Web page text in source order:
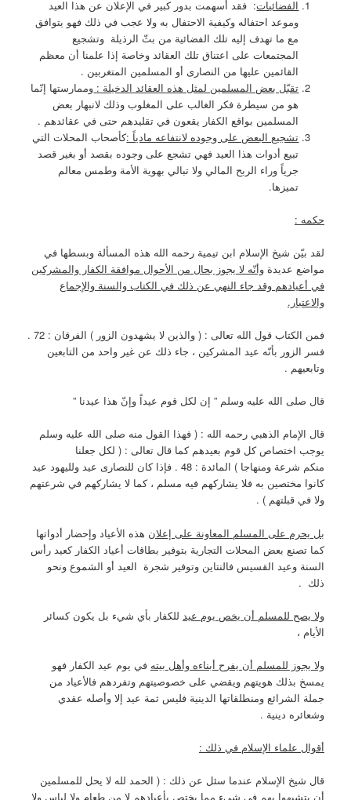
الفضائيات: فقد أسهمت بدور كبير في الإعلان عن هذا العيد
وموعد احتفاله وكيفية الاحتفال به ولا عجب في ذلك فهو يتوافق
مع ما تهدف إليه تلك الفضائية من بثّ الرذيلة وتشجيع
المجتمعات على اعتناق تلك العقائد وخاصة إذا علمنا أن معظم
القائمين عليها من النصارى أو المسلمين المتغربين .
تقبّل بعض المسلمين لمثل هذه العقائد الدخيلة : وممارستها إنّما
هو من سيطرة فكر الغالب على المغلوب وذلك لانبهار بعض
المسلمين بواقع الكفار يقعون في تقليدهم حتى في عقائدهم .
تشجيع البعض على وجوده لانتفاعه مادياً :كأصحاب المحلات التي
تبيع أدوات هذا العيد فهي تشجع على وجوده بقصد أو بغير قصد
جرياً وراء الربح المالي ولا تبالي بهوية الأمة وطمس معالم
تميزها.
حكمه :
لقد بيّن شيخ الإسلام ابن تيمية رحمه الله هذه المسألة وبسطها في
مواضع عديدةوأنّه لا يجوز بحال من الأحوال موافقة الكفار والمشركين
في أعيادهم وقد جاء النهي عن ذلك في الكتاب والسنة والإجماع
والاعتبار.
فمن الكتاب قول الله تعالى : ( والذين لا يشهدون الزور ) الفرقان : 72 .
فسر الزور بأنّه عيد المشركين ، جاء ذلك عن غير واحد من التابعين
وتابعيهم .
قال صلى الله عليه وسلم ” إن لكل قوم عيداً وإنّ هذا عيدنا ”
قال الإمام الذهبي رحمه الله : ( فهذا القول منه صلى الله عليه وسلم
يوجب اختصاص كل قوم بعيدهم كما قال تعالى : ( لكل جعلنا
منكم شرعة ومنهاجا ) المائدة : 48 . فإذا كان للنصارى عيد ولليهود عيد
كانوا مختصين به فلا يشاركهم فيه مسلم ، كما لا يشاركهم في شرعتهم
ولا في قبلتهم ) .
بل يحرم على المسلم المعاونة على إعلان هذه الأعياد وإحضار أدواتها
كما تصنع بعض المحلات التجارية بتوفير بطاقات أعياد الكفار كعيد رأس
السنة وعيد القسيس فالنتاين وتوفير شجرة العيد أو الشموع ونحو
ذلك .
ولا يصح للمسلم أن يخص يوم عيد للكفار بأي شيء بل يكون كسائر
الأيام ،
ولا يجوز للمسلم أن يفرح أبناءه وأهل بيته في يوم عيد الكفار فهو
يمسخ بذلك هويتهم ويقضي على خصوصيتهم وتفردهم فالأعياد من
جملة الشرائع ومنطلقاتها الدينية فليس ثمة عيد إلا وأصله عقدي
وشعائره دينية .
أقوال علماء الإسلام في ذلك :
قال شيخ الإسلام عندما سئل عن ذلك : ( الحمد لله لا يحل للمسلمين
أن يتشبهوا بهم في شيء مما يختص بأعيادهم لا من طعام ولا لباس ولا